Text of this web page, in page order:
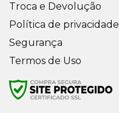
Troca e Devolução
Política de privacidade
Segurança
Termos de Uso